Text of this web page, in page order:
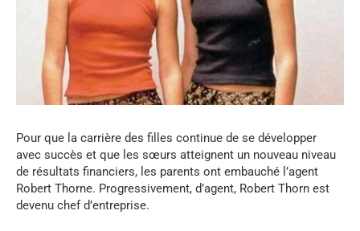
Pour que la carrière des filles continue de se développer
avec succès et que les sœurs atteignent un nouveau niveau
de résultats financiers, les parents ont embauché l’agent
Robert Thorne. Progressivement, d’agent, Robert Thorn est
devenu chef d’entreprise.